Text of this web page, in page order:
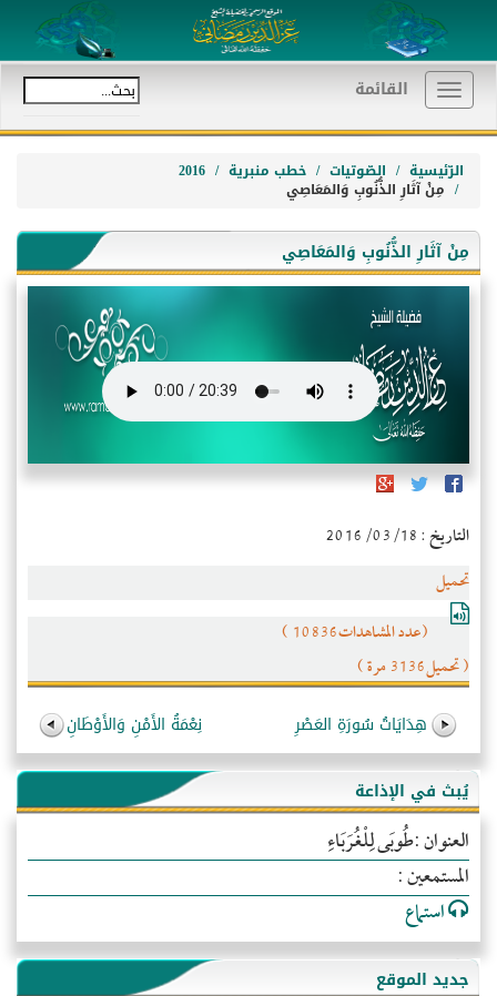
Toggle
navigation
القائمة
الرّئيسية الصّوتيات خطب منبرية 2016
مِنْ آثَارِ الذُّنُوبِ وَالمَعَاصِي
مِنْ آثَارِ الذُّنُوبِ وَالمَعَاصِي
التاريخ : 2016/03/18
تحميل
(عدد المشاهدات10836 )
( تحميل3136 مرة )
هِدَايَاتُ سُورَةِ العَصْرِ نِعْمَةُ الأَمْنِ وَالأَوْطَانِ
يُبث في الإذاعة
العنوان :طُوبَى لِلْغُرَبَاءِ
المستمعين :
استماع
جديد الموقع